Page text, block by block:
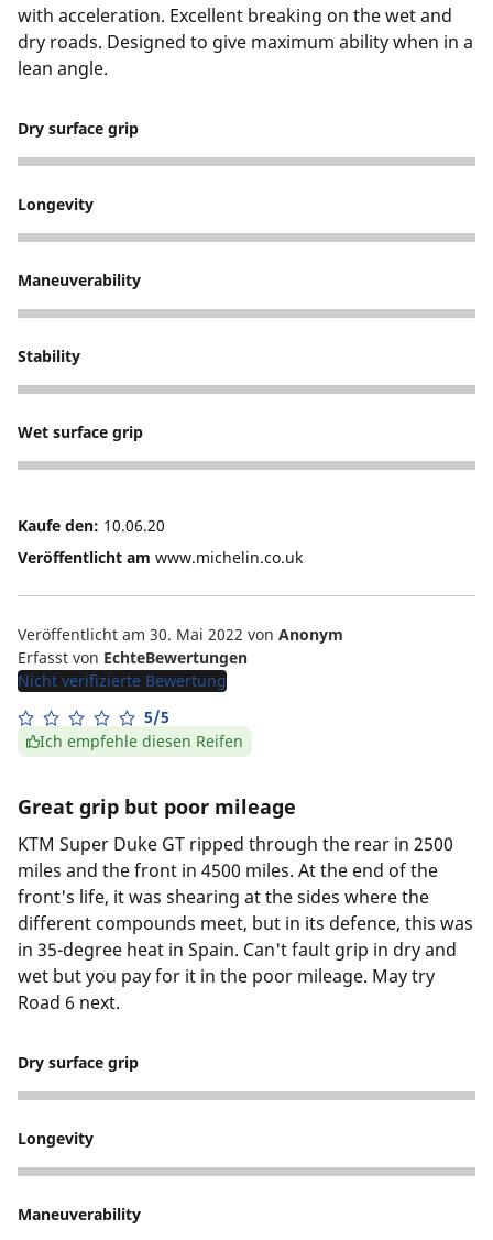
with acceleration. Excellent breaking on the wet and
dry roads. Designed to give maximum ability when in a
lean angle.
Dry surface grip
5
Longevity
4
Maneuverability
5
Stability
5
Wet surface grip
5
Kaufe den: 10.06.20
Veröffentlicht am www.michelin.co.uk
Veröffentlicht am 30. Mai 2022 von Anonym
Erfasst von EchteBewertungen
Nicht verifizierte Bewertung
5/5
Ich empfehle diesen Reifen
Great grip but poor mileage
KTM Super Duke GT ripped through the rear in 2500
miles and the front in 4500 miles. At the end of the
front's life, it was shearing at the sides where the
different compounds meet, but in its defence, this was
in 35-degree heat in Spain. Can't fault grip in dry and
wet but you pay for it in the poor mileage. May try
Road 6 next.
Dry surface grip
5
Longevity
3
Maneuverability